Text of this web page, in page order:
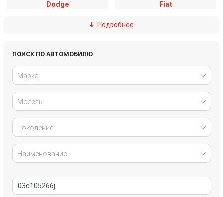
Dodge Fiat
Honda
Kia
Land Rover
Mazda Mercedes-Benz
Подробнее
ПОИСК ПО АВТОМОБИЛЮ
Марка
Модель
Поколение
Наименование